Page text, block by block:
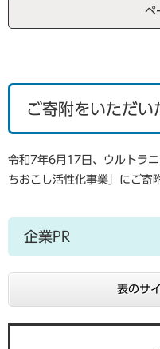
ペ
ご寄附をいただい
令和7年6月17日、ウルトラ
ちおこし活性化事業」にご寄
企業PR
表のサ